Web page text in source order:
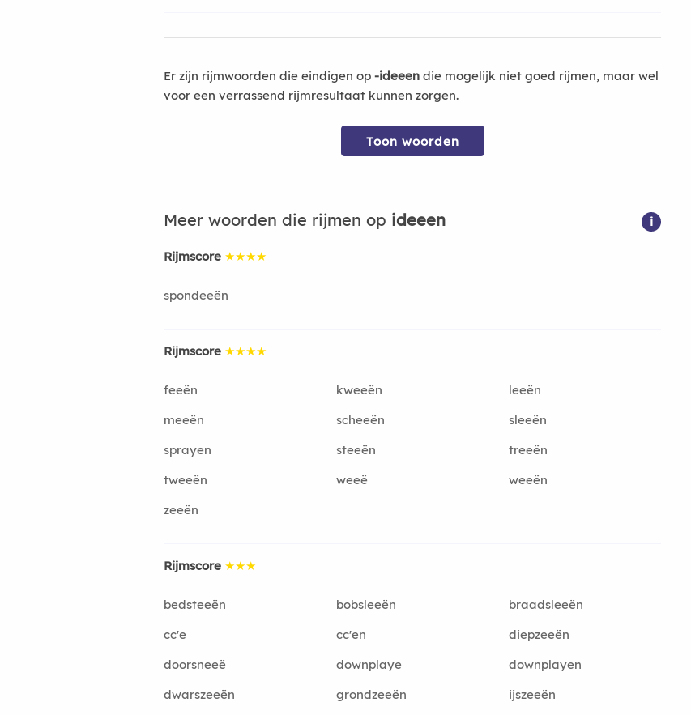
Er zijn rijmwoorden die eindigen op -ideeen die mogelijk niet goed rijmen, maar wel
voor een verrassend rijmresultaat kunnen zorgen.
Toon woorden
Meer woorden die rijmen op ideeen i
Rijmscore ★★★★
spondeeën
Rijmscore ★★★★
feeën kweeën
leeën
meeën
scheeën
sleeën
sprayen
steeën
treeën
tweeën
weeë
weeën
zeeën
Rijmscore ★★★
bedsteeën bobsleeën
braadsleeën
cc'e
cc'en
diepzeeën
doorsneeë
downplaye
downplayen
dwarszeeën
grondzeeën
ijszeeën